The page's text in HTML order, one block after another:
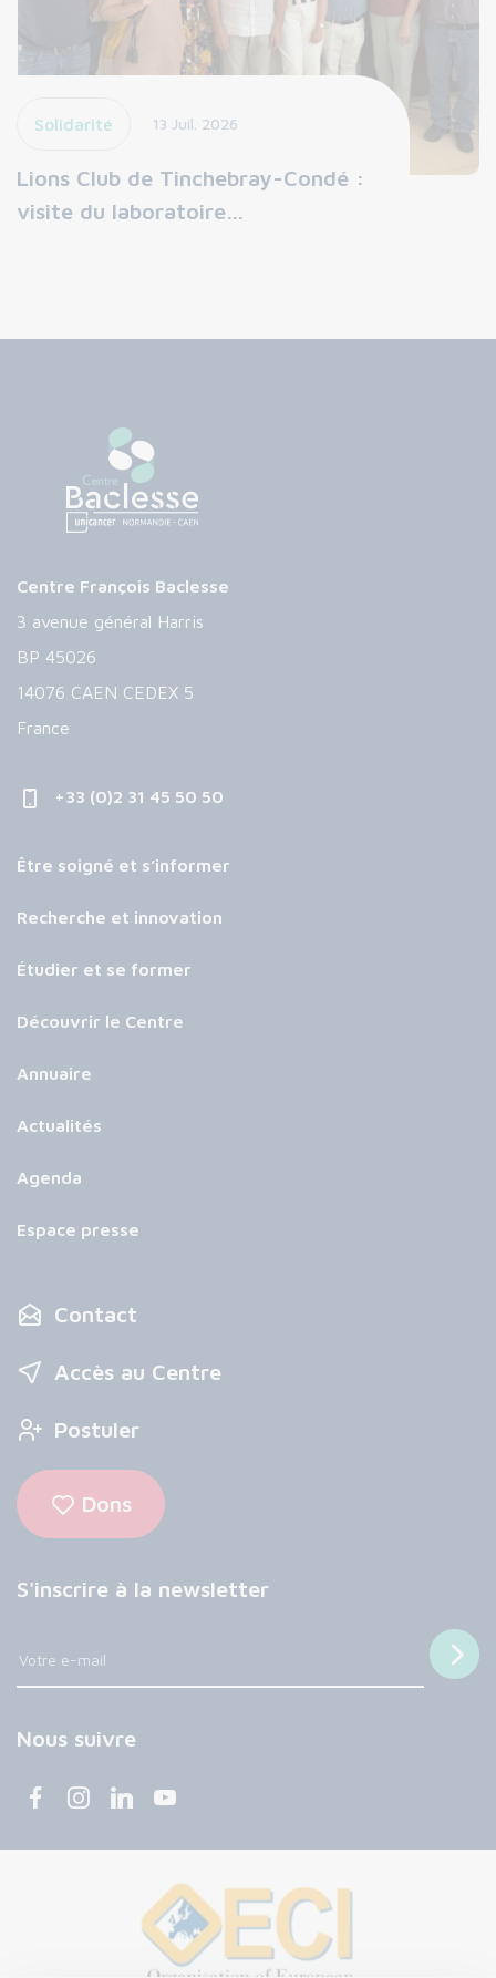
Solidarité 13 Juil. 2026
Lions Club de Tinchebray-Condé :
visite du laboratoire…
Centre François Baclesse
3 avenue général Harris
BP 45026
14076 CAEN CEDEX 5
France
+33 (0)2 31 45 50 50
Être soigné et s’informer
Recherche et innovation
Étudier et se former
Découvrir le Centre
Annuaire
Actualités
Agenda
Espace presse
Contact
Accès au Centre
Postuler
Dons
S'inscrire à la newsletter
Nous suivre